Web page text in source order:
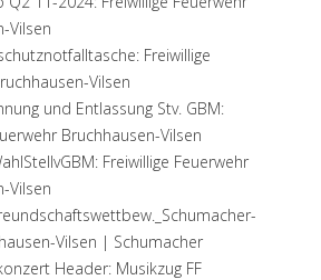
Vilsen
Freiwillige
Vilsen
und Entlassung Stv. GBM:
Bruchhausen-Vilsen
Freiwillige Feuerwehr
Vilsen
Vilsen | Schumacher
Header: Musikzug FF